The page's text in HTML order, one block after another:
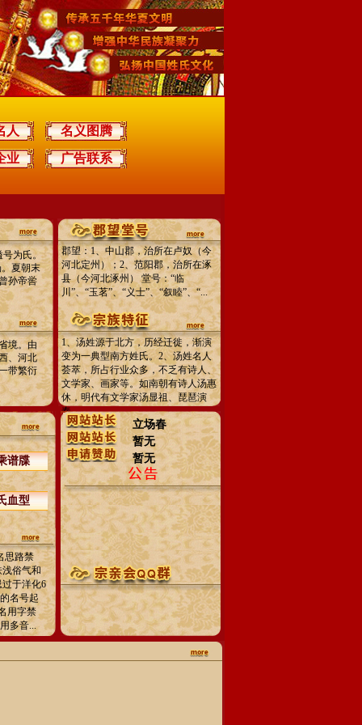
人
名义图腾
业
广告联系
号为氏。
夏朝末
孙帝喾
境。由
、河北
带繁衍
郡望：1、中山郡，治所在卢奴（今
河北定州）；2、范阳郡，治所在涿
县（今河北涿州） 堂号：“临
川”、“玉茗”、“义士”、“叙睦”、“...
1、汤姓源于北方，历经迁徙，渐演
变为一典型南方姓氏。2、汤姓名人
荟萃，所占行业众多，不乏有诗人、
文学家、画家等。如南朝有诗人汤惠
休，明代有文学家汤显祖、琵琶演
奏...
谱牒
血型
思路禁
浅俗气和
于洋化6
名号起
用字禁
多音...
立场春
暂无
暂无